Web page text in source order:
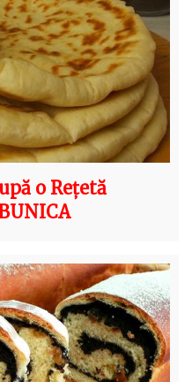
o Rețetă